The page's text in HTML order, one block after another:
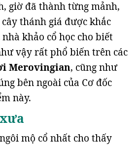
giờ đã thành từng mảnh,
thánh giá được khắc
khảo cổ học cho biết
vậy rất phổ biến trên các
Merovingian, cũng như
bên ngoài của Cơ đốc
này.
mộ cổ nhất cho thấy